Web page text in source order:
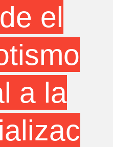
el
a la